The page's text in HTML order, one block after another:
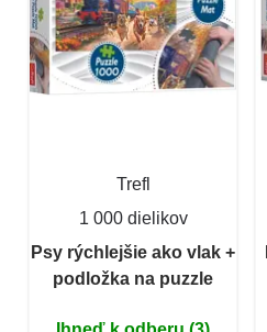
Trefl
1 000 dielikov
Psy rýchlejšie ako vlak +
podložka na puzzle